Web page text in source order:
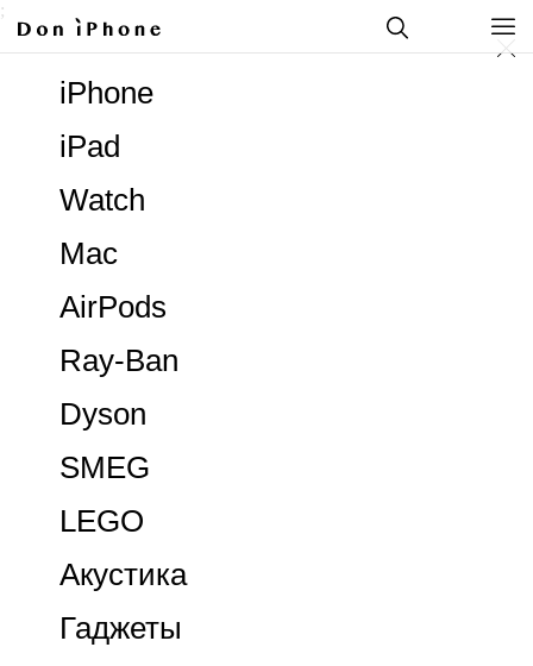
;
Гаджеты
Акустика
Dyson
AirPods
Ray-Ban
LEGO
SMEG
Mac
Watch
iPad
iPhone